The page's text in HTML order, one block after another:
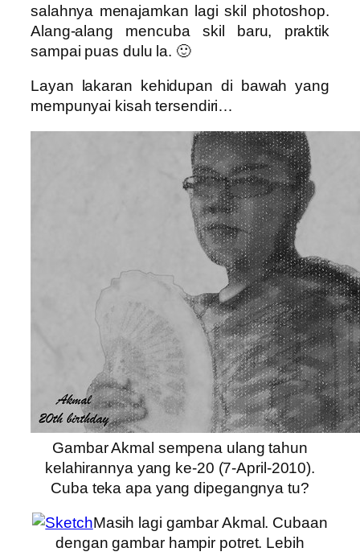
salahnya menajamkan lagi skil photoshop.
Alang-alang mencuba skil baru, praktik
sampai puas dulu la. 🙂
Layan lakaran kehidupan di bawah yang
mempunyai kisah tersendiri…
Gambar Akmal sempena ulang tahun
kelahirannya yang ke-20 (7-April-2010).
Cuba teka apa yang dipegangnya tu?
Masih lagi gambar Akmal. Cubaan
dengan gambar hampir potret. Lebih